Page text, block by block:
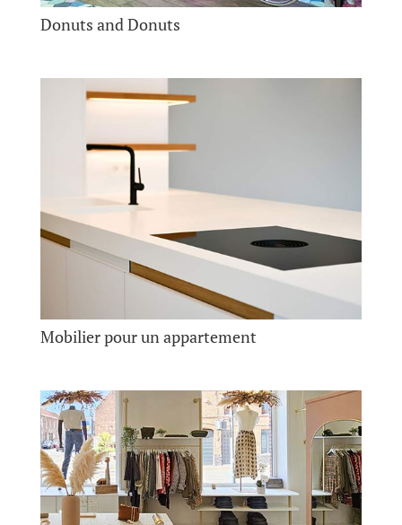
Donuts and Donuts
Mobilier pour un appartement